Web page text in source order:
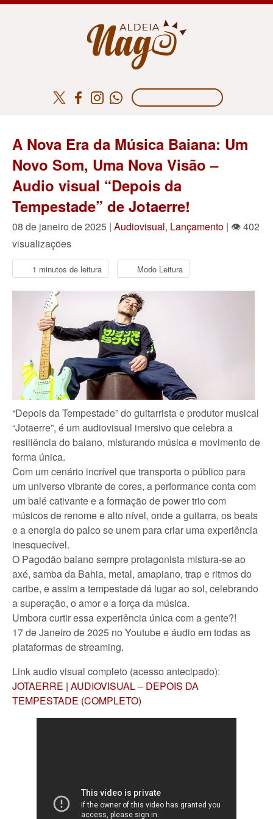
A Nova Era da Música Baiana: Um
Novo Som, Uma Nova Visão –
Audio visual “Depois da
Tempestade” de Jotaerre!
08 de janeiro de 2025 | Audiovisual, Lançamento | 👁 402
visualizações
1 minutos de leitura Modo Leitura
“Depois da Tempestade” do guitarrista e produtor musical
“Jotaerre”, é um audiovisual imersivo que celebra a
resiliência do baiano, misturando música e movimento de
forma única.
Com um cenário incrível que transporta o público para
um universo vibrante de cores, a performance conta com
um balé cativante e a formação de power trio com
músicos de renome e alto nível, onde a guitarra, os beats
e a energia do palco se unem para criar uma experiência
inesquecível.
O Pagodão baiano sempre protagonista mistura-se ao
axé, samba da Bahia, metal, amapiano, trap e ritmos do
caribe, e assim a tempestade dá lugar ao sol, celebrando
a superação, o amor e a força da música.
Umbora curtir essa experiência única com a gente?!
17 de Janeiro de 2025 no Youtube e áudio em todas as
plataformas de streaming.
Link audio visual completo (acesso antecipado):
JOTAERRE | AUDIOVISUAL – DEPOIS DA
TEMPESTADE (COMPLETO)